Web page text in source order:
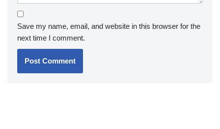
Save my name, email, and website in this browser for the
next time I comment.